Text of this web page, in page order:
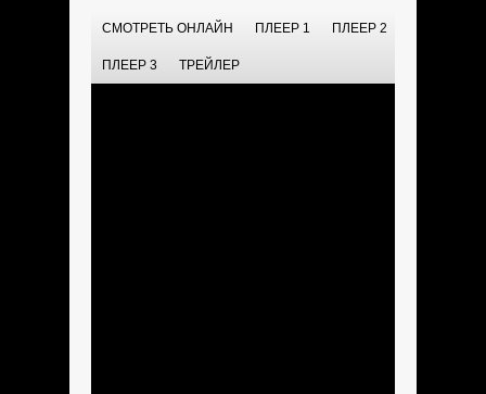
СМОТРЕТЬ ОНЛАЙН ПЛЕЕР 1 ПЛЕЕР 2
ПЛЕЕР 3 ТРЕЙЛЕР